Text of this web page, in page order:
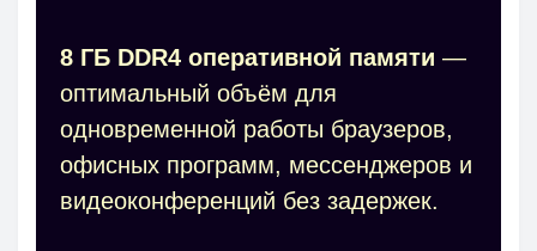
8 ГБ DDR4 оперативной памяти —
оптимальный объём для
одновременной работы браузеров,
офисных программ, мессенджеров и
видеоконференций без задержек.